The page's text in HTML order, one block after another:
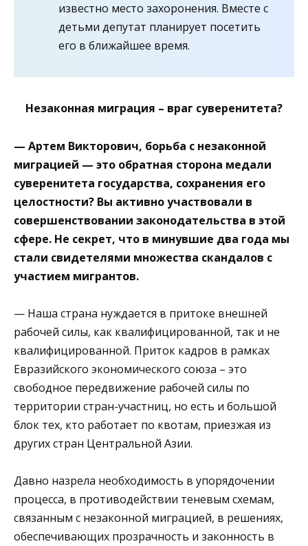
известно место захоронения. Вместе с
детьми депутат планирует посетить
его в ближайшее время.
Незаконная миграция – враг суверенитета?
— Артем Викторович, борьба с незаконной
миграцией — это обратная сторона медали
суверенитета государства, сохранения его
целостности? Вы активно участвовали в
совершенствовании законодательства в этой
сфере. Не секрет, что в минувшие два года мы
стали свидетелями множества скандалов с
участием мигрантов.
— Наша страна нуждается в притоке внешней
рабочей силы, как квалифицированной, так и не
квалифицированной. Приток кадров в рамках
Евразийского экономического союза – это
свободное передвижение рабочей силы по
территории стран-участниц, но есть и большой
блок тех, кто работает по квотам, приезжая из
других стран Центральной Азии.
Давно назрела необходимость в упорядочении
процесса, в противодействии теневым схемам,
связанным с незаконной миграцией, в решениях,
обеспечивающих прозрачность и законность в